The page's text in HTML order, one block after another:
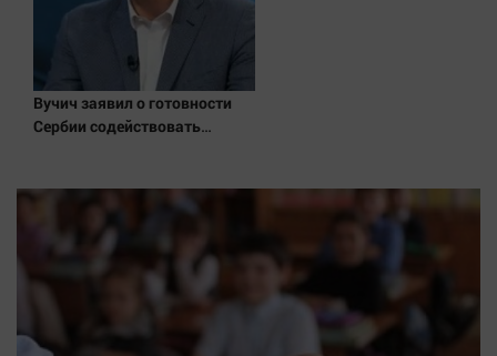
Вучич заявил о готовности
Сербии содействовать
Вести.ru